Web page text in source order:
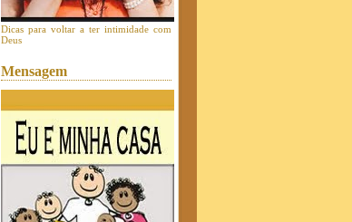
Dicas para voltar a ter intimidade com
Deus
Mensagem